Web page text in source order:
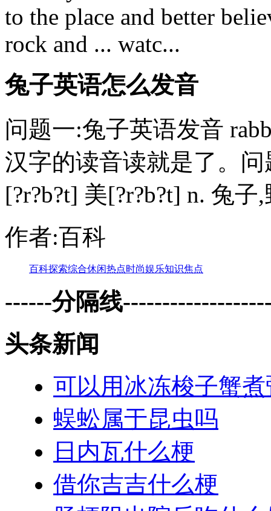
to the place and better
rock and ... watc...
兔子英语怎么发音
问题一:兔子英语发音
汉字的读音读就是了。
[?r?b?t] 美[?r?b?t] n. 兔子
作者:百科
百科探索综合休闲热点时尚娱乐知识焦点
------分隔线
头条新闻
可以用冰冻梭子蟹
蜈蚣属于昆虫吗
日内瓦什么梗
借你吉吉什么梗